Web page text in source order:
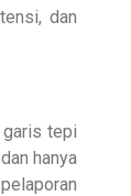
dan
garis tepi
hanya